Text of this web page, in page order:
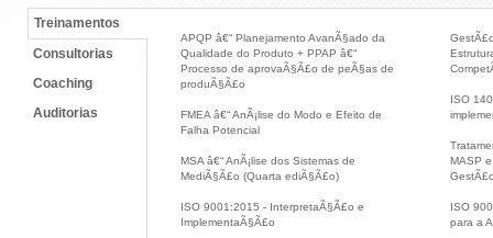
Treinamentos
Consultorias
Coaching
Auditorias
APQP â€“ Planejamento AvanÃ§ado da
Qualidade do Produto + PPAP â€“
Processo de aprovaÃ§Ã£o de peÃ§as de
produÃ§Ã£o
FMEA â€“ AnÃ¡lise do Modo e Efeito de
Falha Potencial
MSA â€“ AnÃ¡lise dos Sistemas de
MediÃ§Ã£o (Quarta ediÃ§Ã£o)
ISO 9001:2015 - InterpretaÃ§Ã£o e
ImplementaÃ§Ã£o
ISO
MASP
ISO
para a